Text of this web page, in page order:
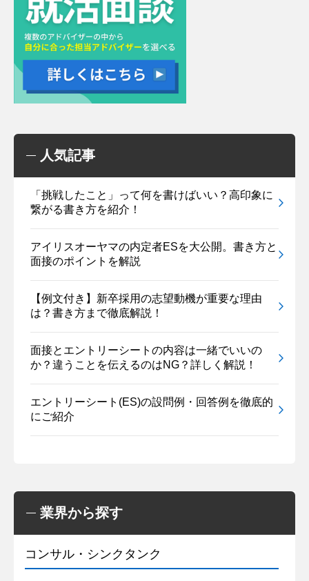
人気記事
「挑戦したこと」って何を書けばいい？高印象に
繋がる書き方を紹介！
アイリスオーヤマの内定者ESを大公開。書き方と
面接のポイントを解説
【例文付き】新卒採用の志望動機が重要な理由
は？書き方まで徹底解説！
面接とエントリーシートの内容は一緒でいいの
か？違うことを伝えるのはNG？詳しく解説！
エントリーシート(ES)の設問例・回答例を徹底的
にご紹介
業界から探す
コンサル・シンクタンク